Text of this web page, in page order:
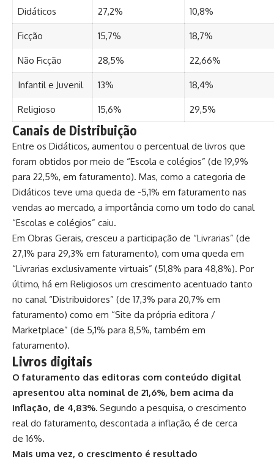
Didáticos 27,2% 10,8%
Ficção 15,7% 18,7%
Não Ficção 28,5% 22,66%
Infantil e Juvenil 13% 18,4%
Religioso 15,6% 29,5%
Canais de Distribuição
Entre os Didáticos, aumentou o percentual de livros que
foram obtidos por meio de “Escola e colégios” (de 19,9%
para 22,5%, em faturamento). Mas, como a categoria de
Didáticos teve uma queda de -5,1% em faturamento nas
vendas ao mercado, a importância como um todo do canal
“Escolas e colégios” caiu.
Em Obras Gerais, cresceu a participação de “Livrarias” (de
27,1% para 29,3% em faturamento), com uma queda em
“Livrarias exclusivamente virtuais” (51,8% para 48,8%). Por
último, há em Religiosos um crescimento acentuado tanto
no canal “Distribuidores” (de 17,3% para 20,7% em
faturamento) como em “Site da própria editora /
Marketplace” (de 5,1% para 8,5%, também em
faturamento).
Livros digitais
O faturamento das editoras com conteúdo digital
apresentou alta nominal de 21,6%, bem acima da
inflação, de 4,83%. Segundo a pesquisa, o crescimento
real do faturamento, descontada a inflação, é de cerca
de 16%.
Mais uma vez, o crescimento é resultado